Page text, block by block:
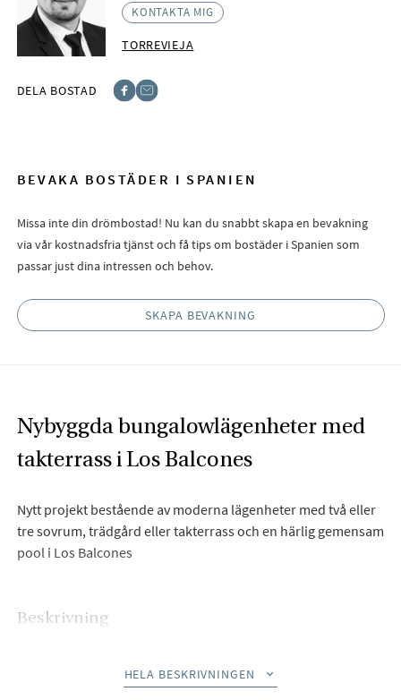
KONTAKTA MIG
TORREVIEJA
DELA BOSTAD
BEVAKA BOSTÄDER I SPANIEN
Missa inte din drömbostad! Nu kan du snabbt skapa en bevakning
via vår kostnadsfria tjänst och få tips om bostäder i Spanien som
passar just dina intressen och behov.
SKAPA BEVAKNING
Nybyggda bungalowlägenheter med
takterrass i Los Balcones
Nytt projekt bestående av moderna lägenheter med två eller
tre sovrum, trädgård eller takterrass och en härlig gemensam
pool i Los Balcones
Beskrivning
Onaru, ett nytt projekt, precis släppt, där du kan välja mellan
HELA BESKRIVNINGEN